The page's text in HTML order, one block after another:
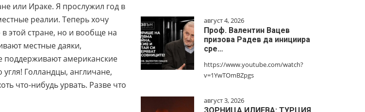
или Ираке. Я прослужил год в
реалии. Теперь хочу
этой стране, но и вообще на
местные даяки,
поддерживают американские
Голландцы, англичане,
что-нибудь урвать. Разве что
август 4, 2026
Проф. Валентин Вацев
призова Радев да инициира
сре…
https://www.youtube.com/watch?
v=1YwTOmBZpgs
август 3, 2026